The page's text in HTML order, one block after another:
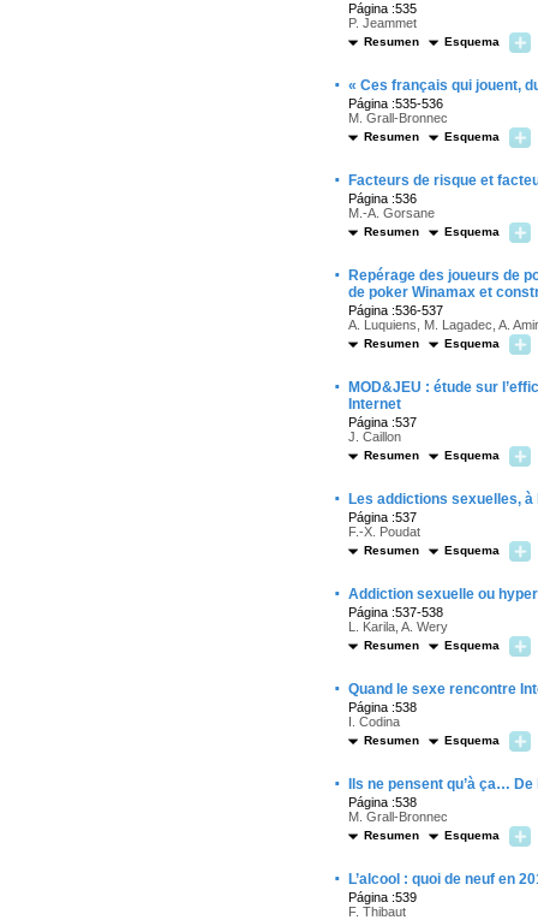
Página :535
P. Jeammet
Resumen Esquema
· « Ces français qui jouent,
Página :535-536
M. Grall-Bronnec
Resumen Esquema
· Facteurs de risque et
Página :536
M.-A. Gorsane
Resumen Esquema
·
Repérage des joueurs de
de poker Winamax et
Página :536-537
A. Luquiens, M. Lagadec, A.
Resumen Esquema
·
MOD&JEU : étude sur
Internet
Página :537
J. Caillon
Resumen Esquema
· Les addictions sexuelles,
Página :537
F.-X. Poudat
Resumen Esquema
· Addiction sexuelle ou
Página :537-538
L. Karila, A. Wery
Resumen Esquema
· Quand le sexe rencontre
Página :538
I. Codina
Resumen Esquema
· Ils ne pensent qu’à ça…
Página :538
M. Grall-Bronnec
Resumen Esquema
· L’alcool : quoi de neuf en
Página :539
F. Thibaut